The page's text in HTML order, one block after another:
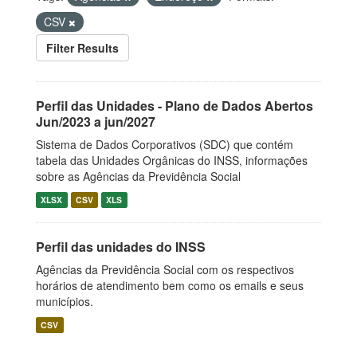
CSV
Filter Results
Perfil das Unidades - Plano de Dados Abertos
Jun/2023 a jun/2027
Sistema de Dados Corporativos (SDC) que contém
tabela das Unidades Orgânicas do INSS, informações
sobre as Agências da Previdência Social
XLSX CSV XLS
Perfil das unidades do INSS
Agências da Previdência Social com os respectivos
horários de atendimento bem como os emails e seus
municípios.
CSV